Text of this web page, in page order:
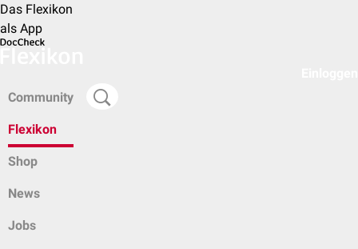
Das Flexikon
als App
Community
Flexikon
Shop
News
Jobs